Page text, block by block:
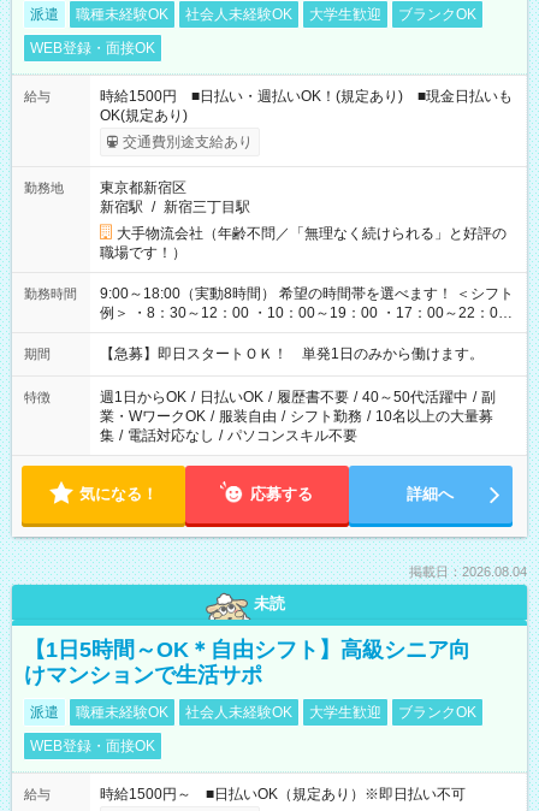
派遣 職種未経験OK 社会人未経験OK 大学生歓迎
ブランクOK
WEB登録・面接OK
給与
時給1500円 ■日払い・週払いOK！(規定あり) ■現金日払いも
OK(規定あり)
交通費別途支給あり
勤務地
東京都新宿区
新宿駅 / 新宿三丁目駅
大手物流会社（年齢不問／「無理なく続けられる」と好評の
職場です！）
勤務時間
9:00～18:00（実動8時間） 希望の時間帯を選べます！ ＜シフト
例＞ ・8：30～12：00 ・10：00～19：00 ・17：00～22：00
・13：00～22：00 ・22：00～翌6：00 など
期間 【急募】即日スタートＯＫ！ 単発1日のみから働けます。
特徴 週1日からOK / 日払いOK / 履歴書不要 / 40～50代活躍中 / 副
業・WワークOK / 服装自由 / シフト勤務 / 10名以上の大量募
集 / 電話対応なし / パソコンスキル不要
気になる！ 応募する 詳細へ
掲載日：2026.08.04
未読
【1日5時間～OK＊自由シフト】高級シニア向
けマンションで生活サポ
派遣 職種未経験OK 社会人未経験OK 大学生歓迎
ブランクOK
WEB登録・面接OK
給与
時給1500円～ ■日払いOK（規定あり）※即日払い不可